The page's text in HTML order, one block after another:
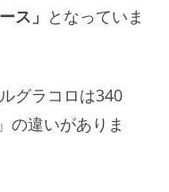
ス」 となっていま
グラコロは340
の違いがありま